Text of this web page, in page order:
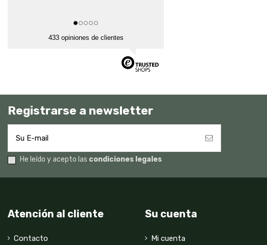
433 opiniones de clientes
Registrarse a newsletter
He leído y acepto las condiciones legales
Atención al cliente
Contacto
Su cuenta
Mi cuenta